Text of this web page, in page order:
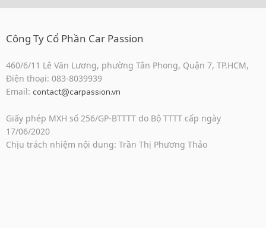
Công Ty Cổ Phần Car Passion
460/6/11 Lê Văn Lương, phường Tân Phong, Quận 7, TP.HCM,
Điện thoại: 083-8039939
Email: contact@carpassion.vn
Giấy phép MXH số 256/GP-BTTTT do Bộ TTTT cấp ngày
17/06/2020
Chịu trách nhiệm nội dung: Trần Thị Phương Thảo